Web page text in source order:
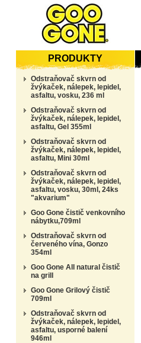
PRODUKTY
Odstraňovač skvrn od
žvýkaček, nálepek, lepidel,
asfaltu, vosku, 236 ml
Odstraňovač skvrn od
žvýkaček, nálepek, lepidel,
asfaltu, Gel 355ml
Odstraňovač skvrn od
žvýkaček, nálepek, lepidel,
asfaltu, Mini 30ml
Odstraňovač skvrn od
žvýkaček, nálepek, lepidel,
asfaltu, vosku, 30ml, 24ks
"akvarium"
Goo Gone čistič venkovního
nábytku,709ml
Odstraňovač skvrn od
červeného vína, Gonzo
354ml
Goo Gone All natural čistič
na grill
Goo Gone Grilový čistič
709ml
Odstraňovač skvrn od
žvýkaček, nálepek, lepidel,
asfaltu, usporné balení
946ml